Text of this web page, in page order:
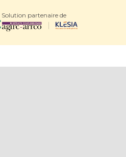
Solution partenaire de